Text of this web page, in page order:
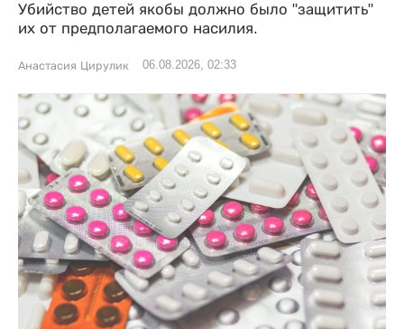
Убийство детей якобы должно было "защитить"
их от предполагаемого насилия.
Анастасия Цирулик 06.08.2026, 02:33